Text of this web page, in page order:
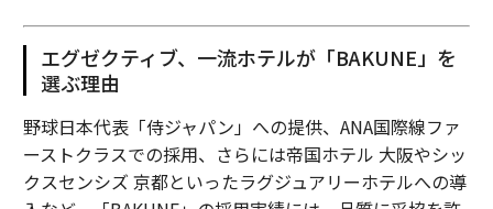
エグゼクティブ、一流ホテルが「BAKUNE」を
選ぶ理由
野球日本代表「侍ジャパン」への提供、ANA国際線ファ
ーストクラスでの採用、さらには帝国ホテル 大阪やシッ
クスセンシズ 京都といったラグジュアリーホテルへの導